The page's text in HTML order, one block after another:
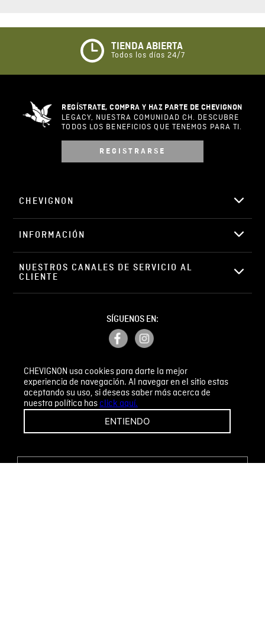
CHEVIGNON usa cookies para darte la mejor
experiencia de navegación. Al navegar en el sitio estas
aceptando su uso, si deseas saber más acerca de
nuestra política hasclick aquí.
ENTIENDO
Califique el producto de 1 a 5 estrellas
★☆ ☆
Su nombre
Correo electrónico
ENVIAR COMENTARIO
TIENDA ABIERTA
Todos los días 24/7
REGÍSTRATE, COMPRA Y HAZ PARTE DE CHEVIGNON
LEGACY, NUESTRA COMUNIDAD CH. DESCUBRE
TODOS LOS BENEFICIOS QUE TENEMOS PARA TI.
REGISTRARSE
CHEVIGNON
INFORMACIÓN
NUESTROS CANALES DE SERVICIO AL
CLIENTE
SÍGUENOS EN:
PETICIONES, QUEJAS Y RECLAMOS
¡CAMBIOS Y DEVOLUCIONES FÁCILES!